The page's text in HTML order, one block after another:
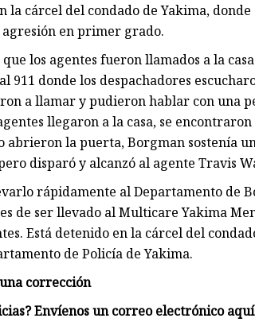
la cárcel del condado de Yakima,
agresión en primer grado.
los agentes fueron llamados a la
911 donde los despachadores
a llamar y pudieron hablar con una
llegaron a la casa, se
abrieron la puerta, Borgman sostenía
disparó y alcanzó al agente Travis
rápidamente al Departamento de
de ser llevado al Multicare Yakima
Está detenido en la cárcel del
de Policía de Yakima.
corrección
Envíenos un correo electrónico